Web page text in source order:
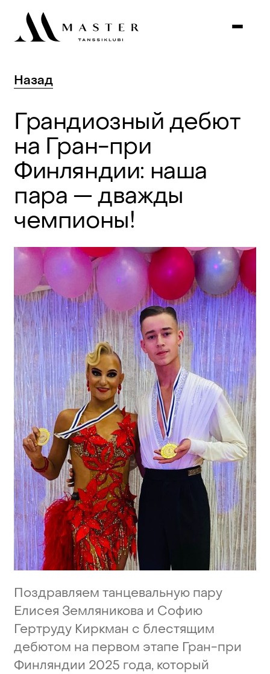
Назад
Грандиозный дебют
на Гран-при
Финляндии: наша
пара — дважды
чемпионы!
Поздравляем танцевальную пару
Елисея Земляникова и Софию
Гертруду Киркман с блестящим
дебютом на первом этапе Гран-при
Финляндии 2025 года, который